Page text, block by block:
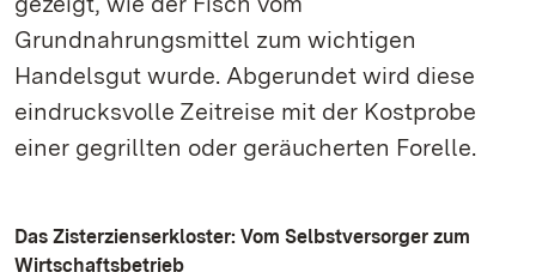
Grundnahrungsmittel zum wichtigen
Handelsgut wurde. Abgerundet wird diese
eindrucksvolle Zeitreise mit der Kostprobe
einer gegrillten oder geräucherten Forelle.
Das Zisterzienserkloster: Vom Selbstversorger zum
Wirtschaftsbetrieb